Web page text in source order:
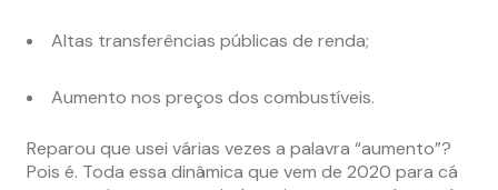
Altas transferências públicas de renda;
Aumento nos preços dos combustíveis.
Reparou que usei várias vezes a palavra “aumento”?
Pois é. Toda essa dinâmica que vem de 2020 para cá